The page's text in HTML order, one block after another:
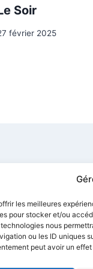
les meilleures
pour stocker et/ou
nous
ou les ID uniques
peut avoir un
Soir
février 2025